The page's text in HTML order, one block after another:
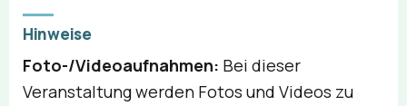
Hinweise
Foto-/Videoaufnahmen: Bei dieser
Veranstaltung werden Fotos und Videos zu